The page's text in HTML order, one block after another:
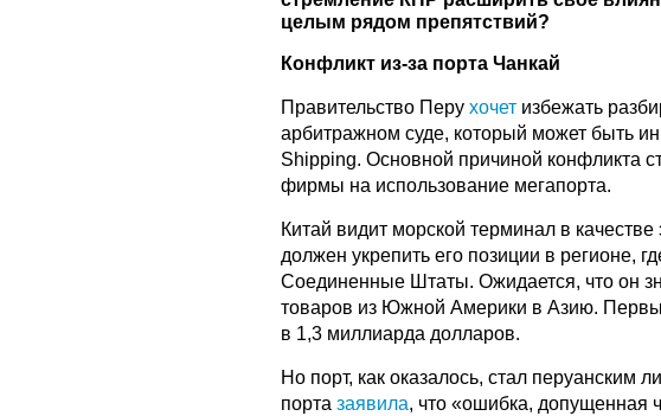
целым рядом препятствий?
Конфликт из-за порта Чанкай
Правительство Перухочет избежать
арбитражном суде, который может быть
Shipping. Основной причиной конфликта
фирмы на использование мегапорта.
Китай видит морской терминал в
должен укрепить его позиции в регионе,
Соединенные Штаты. Ожидается, что он
товаров из Южной Америки в Азию.
в 1,3 миллиарда долларов.
Но порт, как оказалось, стал перуанским
портазаявила, что «ошибка, допущенная